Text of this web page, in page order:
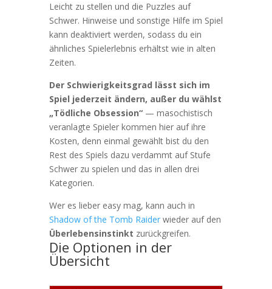
Leicht zu stellen und die Puzzles auf
Schwer. Hinweise und sonstige Hilfe im Spiel
kann deaktiviert werden, sodass du ein
ähnliches Spielerlebnis erhältst wie in alten
Zeiten.
Der Schwierigkeitsgrad lässt sich im
Spiel jederzeit ändern, außer du wählst
„Tödliche Obsession“— masochistisch
veranlagte Spieler kommen hier auf ihre
Kosten, denn einmal gewählt bist du den
Rest des Spiels dazu verdammt auf Stufe
Schwer zu spielen und das in allen drei
Kategorien.
Wer es lieber easy mag, kann auch in
Shadow of the Tomb Raiderwieder auf den
Überlebensinstinkt zurückgreifen.
Die Optionen in der
Übersicht